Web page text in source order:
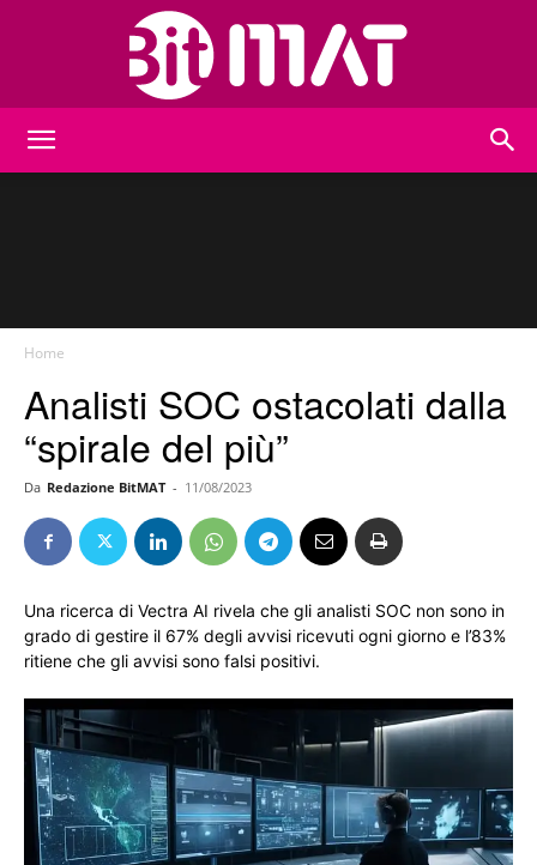
Home
Analisti SOC ostacolati dalla
“spirale del più”
Da Redazione BitMAT - 11/08/2023
Una ricerca di Vectra AI rivela che gli analisti SOC non sono in
grado di gestire il 67% degli avvisi ricevuti ogni giorno e l’83%
ritiene che gli avvisi sono falsi positivi.